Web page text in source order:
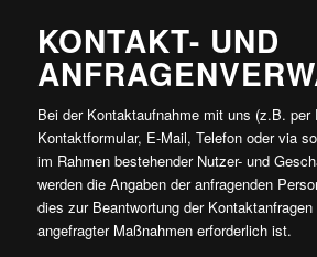
KONTAKT- UND
Bei der Kontaktaufnahme mit uns (z.B. per
Kontaktformular, E-Mail, Telefon oder via
im Rahmen bestehender Nutzer- und
werden die Angaben der anfragenden
dies zur Beantwortung der Kontaktanfragen
angefragter Maßnahmen erforderlich ist.